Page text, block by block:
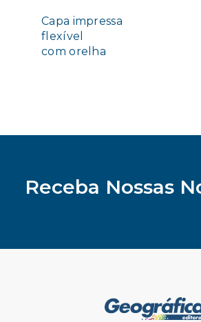
Capa impressa
flexível
com orelha
Receba Nossas